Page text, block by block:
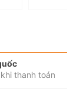
thanh toán